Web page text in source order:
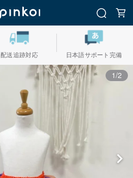
配送追跡対応 日本語サポート完備
1/2